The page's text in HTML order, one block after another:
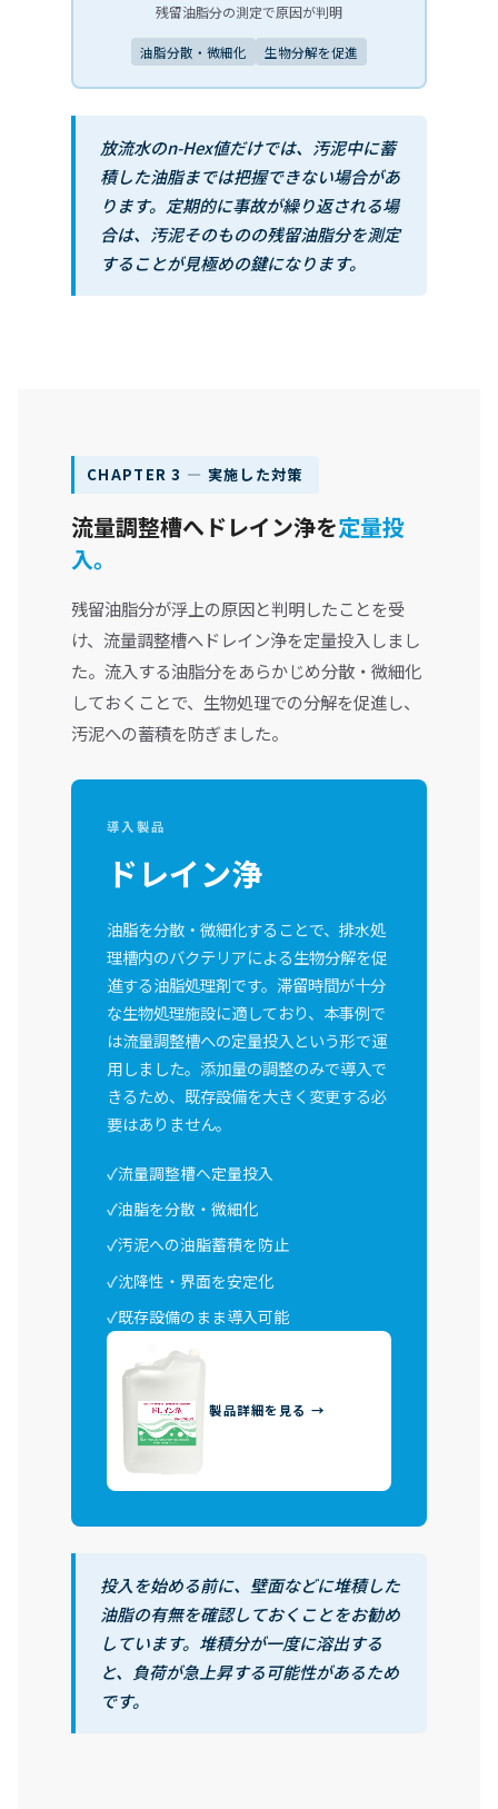
残留油脂分の測定で原因が判明
油脂分散・微細化 生物分解を促進
放流水のn-Hex値だけでは、汚泥中に蓄
積した油脂までは把握できない場合があ
ります。定期的に事故が繰り返される場
合は、汚泥そのものの残留油脂分を測定
することが見極めの鍵になります。
CHAPTER 3 ― 実施した対策
流量調整槽へドレイン浄を定量投
入。
残留油脂分が浮上の原因と判明したことを受
け、流量調整槽へドレイン浄を定量投入しまし
た。流入する油脂分をあらかじめ分散・微細化
しておくことで、生物処理での分解を促進し、
汚泥への蓄積を防ぎました。
導入製品
ドレイン浄
油脂を分散・微細化することで、排水処
理槽内のバクテリアによる生物分解を促
進する油脂処理剤です。滞留時間が十分
な生物処理施設に適しており、本事例で
は流量調整槽への定量投入という形で運
用しました。添加量の調整のみで導入で
きるため、既存設備を大きく変更する必
要はありません。
流量調整槽へ定量投入
油脂を分散・微細化
汚泥への油脂蓄積を防止
沈降性・界面を安定化
既存設備のまま導入可能
製品詳細を見る →
投入を始める前に、壁面などに堆積した
油脂の有無を確認しておくことをお勧め
しています。堆積分が一度に溶出する
と、負荷が急上昇する可能性があるため
です。